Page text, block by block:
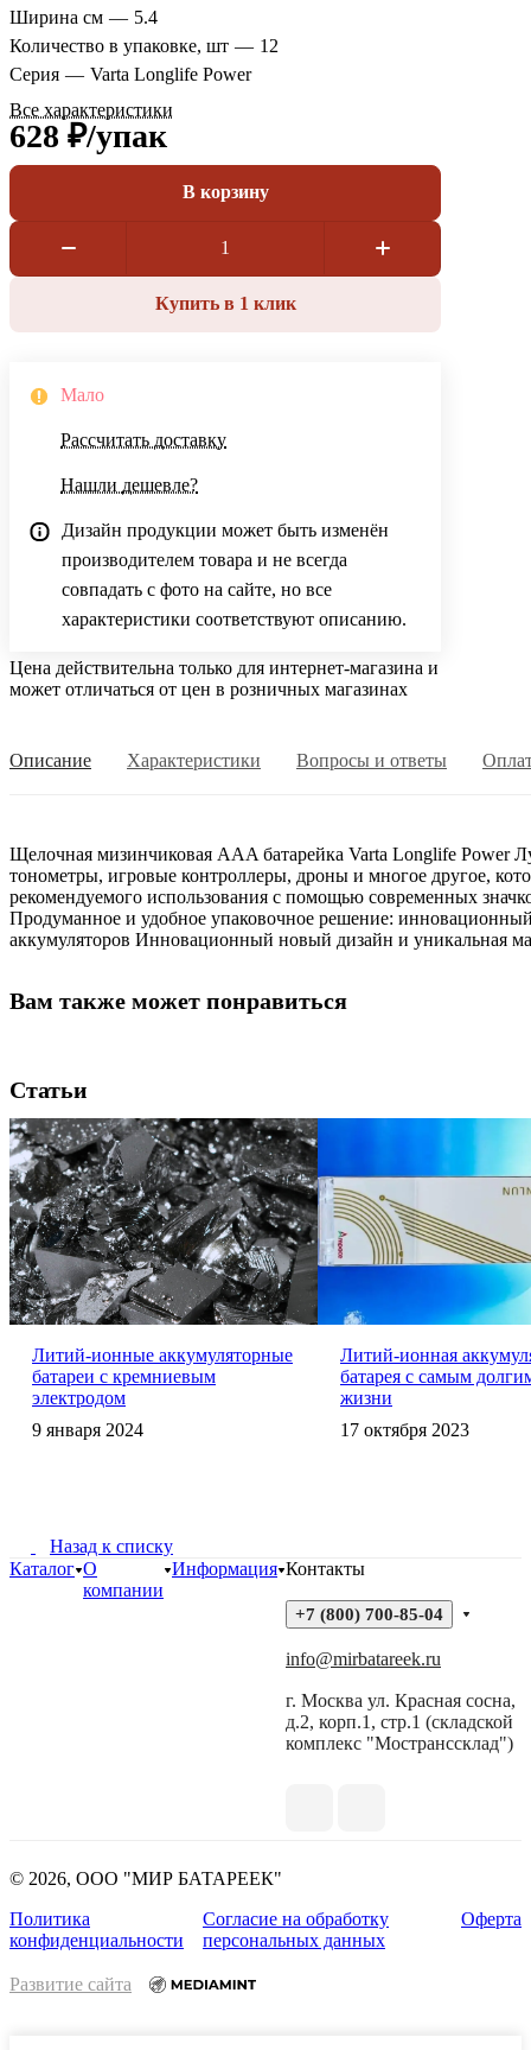
Ширина см — 5.4
Количество в упаковке, шт — 12
Серия — Varta Longlife Power
Все характеристики
628 ₽/упак
В корзину
Купить в 1 клик
Мало
Рассчитать доставку
Нашли дешевле?
Дизайн продукции может быть изменён
производителем товара и не всегда
совпадать с фото на сайте, но все
характеристики соответствуют описанию.
Цена действительна только для интернет-магазина и
может отличаться от цен в розничных магазинах
Описание Характеристики Вопросы и ответы
Щелочная мизинчиковая AAA батарейка Varta Longlife Power
тонометры, игровые контроллеры, дроны и многое другое,
рекомендуемого использования с помощью современных
Продуманное и удобное упаковочное решение:
аккумуляторов Инновационный новый дизайн и уникальная
Вам также может понравиться
Статьи
Литий-ионные аккумуляторные
батареи с кремниевым
электродом
9 января 2024
Литий-ионная
батарея с самым
жизни
17 октября 2023
Назад к списку
Каталог О
компании
Информация Контакты
+7 (800) 700-85-04
info@mirbatareek.ru
г. Москва ул. Красная сосна,
д.2, корп.1, стр.1 (складской
комплекс "Мостранссклад")
© 2026, ООО "МИР БАТАРЕЕК"
Политика
конфиденциальности
Согласие на обработку
персональных данных
Оферта
Развитие сайта